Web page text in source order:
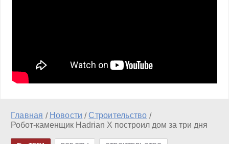
Главная / Новости / Строительство /
Робот-каменщик Hadrian X построил дом за три дня